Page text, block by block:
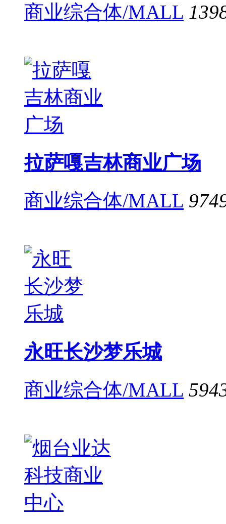
商业综合体/MALL
拉萨嘎吉林商业广场
商业综合体/MALL
永旺长沙梦乐城
商业综合体/MALL